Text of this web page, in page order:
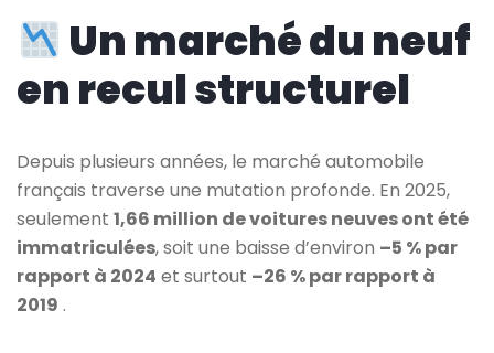
Un marché du neuf
en recul structurel
Depuis plusieurs années, le marché automobile
français traverse une mutation profonde. En 2025,
seulement 1,66 million de voitures neuves ont été
immatriculées, soit une baisse d’environ –5 % par
rapport à 2024 et surtout –26 % par rapport à
2019 .